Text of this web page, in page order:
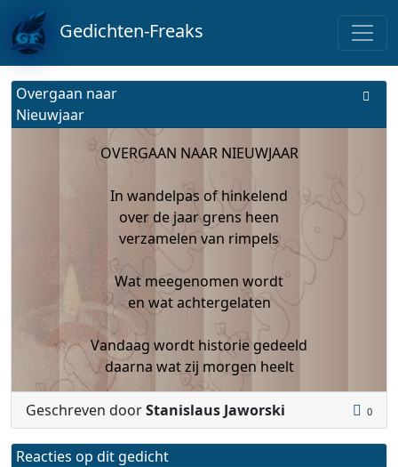
Gedichten-Freaks
Overgaan naar
Nieuwjaar
OVERGAAN NAAR NIEUWJAAR
In wandelpas of hinkelend
over de jaar grens heen
verzamelen van rimpels
Wat meegenomen wordt
en wat achtergelaten
Vandaag wordt historie gedeeld
daarna wat zij morgen heelt
Geschreven doorStanislaus Jaworski 0
Reacties op dit gedicht